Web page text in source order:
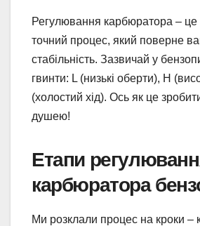
Регулювання карбюратора – це
точний процес, який поверне
стабільність. Зазвичай у
гвинти: L (низькі оберти), H
(холостий хід). Ось як це
душею!
Етапи
карбюратора
Ми розклали процес на кроки –